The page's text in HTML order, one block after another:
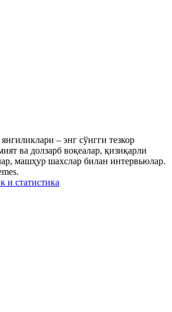
– энг сўнгги тезкор
ва долзарб воқеалар, қизиқарли
машҳур шахслар билан интервьюлар.